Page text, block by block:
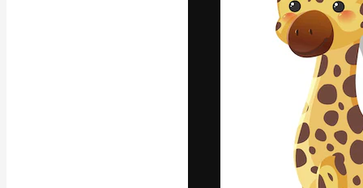
La plateforme
vos meilleurs
d’abonnés :
studios.
Français